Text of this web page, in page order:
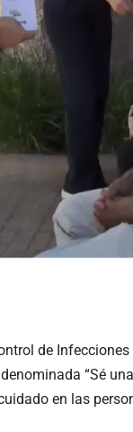
de Infecciones
“Sé
en las